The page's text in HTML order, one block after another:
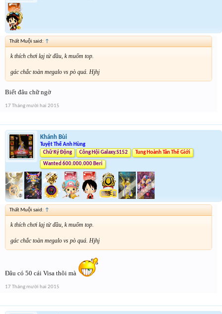
Thất Muội said: ↑
k thích chơi lạj từ đầu, k muốm top.
gác chắc toàn megalo vs pò quá. Hjhj
Biết đâu chữ ngờ
17 Tháng mười hai 2015
Khánh Bùi
Tuyệt Thế Anh Hùng
Chữ Ký Động
Công Hội Galaxy.S152 Tung Hoành Tân Thế Giới
Wanted 600.000.000 Beri
Thất Muội said: ↑
k thích chơi lạj từ đầu, k muốm top.
gác chắc toàn megalo vs pò quá. Hjhj
Đâu có 50 cái Visa thôi mà
17 Tháng mười hai 2015